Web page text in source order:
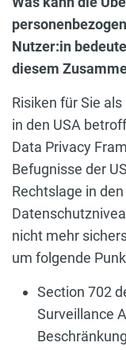
Nutzer:in
diesem
Risiken für Sie
in den USA
Data Privacy
Befugnisse der
Rechtslage in
nicht mehr
um folgende
Section 702
Surveillance